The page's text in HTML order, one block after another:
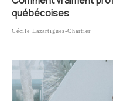
québécoises
Cécile Lazartigues-Chartier